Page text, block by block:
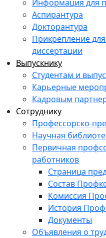
Информация для
Аспирантура
Докторантура
Прикрепление
диссертации
Выпускнику
Студентам и
Карьерные
Кадровым
Сотруднику
Профессорско-
Научная
Первичная
работников
Страница
Состав
Комиссия
История
Документы
Объявления о